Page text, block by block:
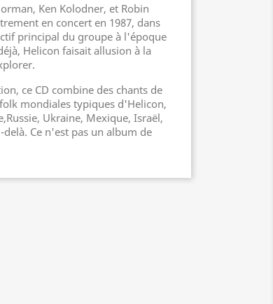
Ken Kolodner, et Robin
en concert en 1987, dans
principal du groupe à l'époque
Helicon faisait allusion à la
ce CD combine des chants de
mondiales typiques d'Helicon,
Ukraine, Mexique, Israël,
Ce n'est pas un album de